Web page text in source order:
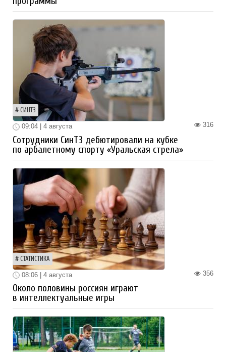
СИНТЗ
316
09:04 | 4 августа
Сотрудники СинТЗ дебютировали на кубке
по арбалетному спорту «Уральская стрела»
СТАТИСТИКА
356
08:06 | 4 августа
Около половины россиян играют
в интеллектуальные игры